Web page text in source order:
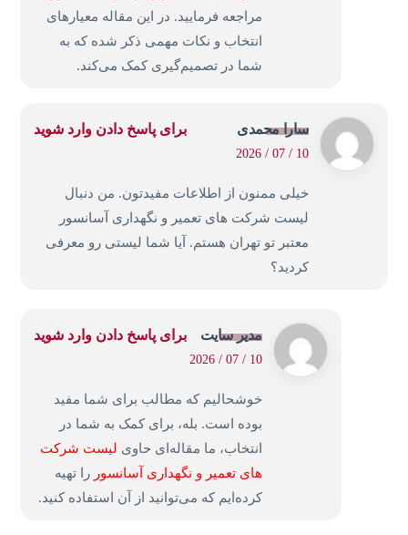
مراجعه فرمایید. در این مقاله معیارهای
انتخاب و نکات مهمی ذکر شده که به
شما در تصمیم‌گیری کمک می‌کند.
سارا محمدی
10 / 07 / 2026
خیلی ممنون از اطلاعات مفیدتون. من دنبال
لیست شرکت های تعمیر و نگهداری آسانسور
معتبر تو تهران هستم. آیا شما لیستی رو معرفی
کردید؟
برای پاسخ دادن وارد شوید
مدیر سایت
10 / 07 / 2026
خوشحالیم که مطالب برای شما مفید
بوده است. بله، برای کمک به شما در
انتخاب، ما مقاله‌ای حاوی لیست شرکت
های تعمیر و نگهداری آسانسور را تهیه
کرده‌ایم که می‌توانید از آن استفاده کنید.
برای پاسخ دادن وارد شوید